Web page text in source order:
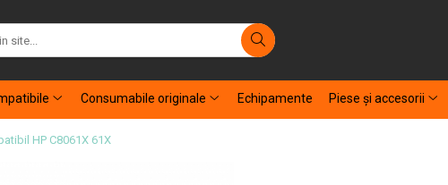
Consumabile originale Echipamente Piese şi accesorii
HP C8061X 61X